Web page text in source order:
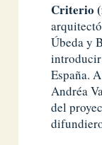
Criterio
Úbeda y
introducir
España.
Andréa
del